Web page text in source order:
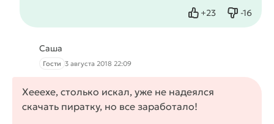
+23
Нравится -16
Не
Саша
Гости 3 августа 2018 22:09
Хееехе, столько искал, уже не надеялся
скачать пиратку, но все заработало!